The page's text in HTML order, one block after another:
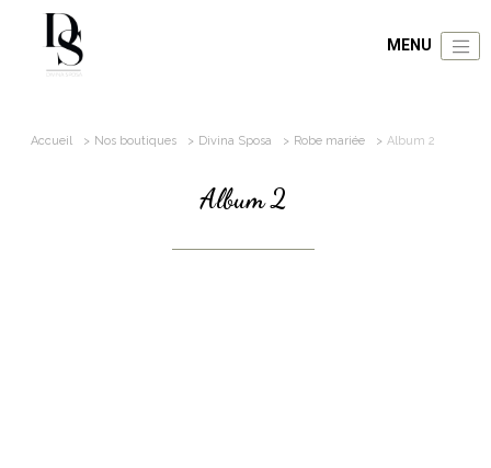
Accueil Nos boutiques Divina Sposa Robe mariée Album 2
Album 2